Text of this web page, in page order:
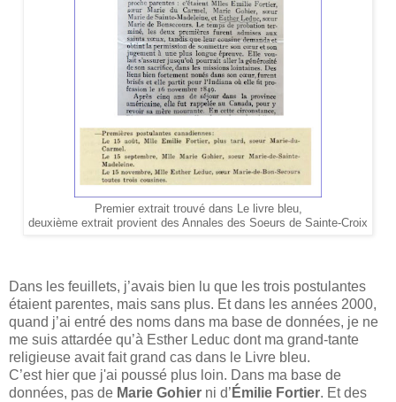
Premier extrait trouvé dans Le livre bleu,
deuxième extrait provient des Annales des Soeurs de Sainte-Croix
Dans les feuillets, j’avais bien lu que les trois postulantes
étaient parentes, mais sans plus. Et dans les années 2000,
quand j’ai entré des noms dans ma base de données, je ne
me suis attardée qu’à Esther Leduc dont ma grand-tante
religieuse avait fait grand cas dans le Livre bleu.
C’est hier que j'ai poussé plus loin. Dans ma base de
données, pas de Marie Gohier ni d’ Émilie Fortier. Et des